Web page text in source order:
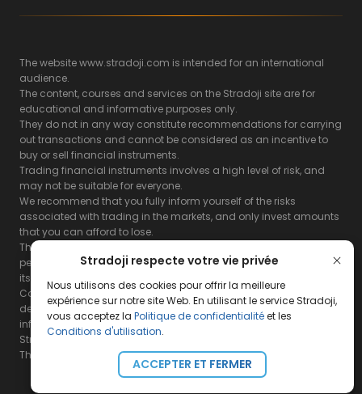
Stradoji respecte votre vie privée
Nous utilisons des cookies pour offrir la meilleure
expérience sur notre site Web. En utilisant le service Stradoji,
vous acceptez la Politique de confidentialitéet les
Conditions d'utilisation.
ACCEPTER ET FERMER
The website www.stradoji.com is intended for an international
audience.
The content, courses and services on the Stradoji site are for
educational and informative purposes only.
They do not in any way constitute recommendations for carrying
out transactions and cannot be considered as an incentive to
buy or sell financial instruments.
Trading financial instruments involves a high level of risk, and
may not be suitable for everyone.
We recommend that you fully inform yourself of the risks
associated with trading in the markets, and only invest amounts
that you can afford to lose.
The Stradoji site does not guarantee the results or the
performance of products based on the information contained on
its site and its servers.
Consequently, the Stradoji site and its publishing company
decline all responsibility in the use that may be made of this
information and the consequences that may result therefrom.
Stradoji Services are not authorized for US citizens or US residents.
The full legal notices areavailable here.